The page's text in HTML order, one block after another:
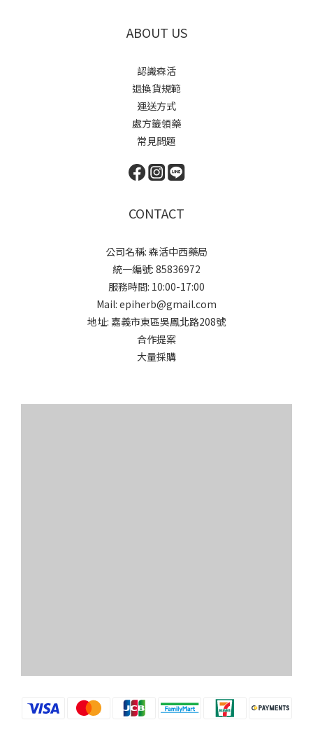
ABOUT US
認識森活
退換貨規範
運送方式
處方籤領藥
常見問題
CONTACT
公司名稱: 森活中西藥局
統一編號: 85836972
服務時間: 10:00-17:00
Mail: epiherb@gmail.com
地址: 嘉義市東區吳鳳北路208號
合作提案
大量採購